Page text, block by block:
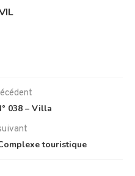
038 – Villa
touristique